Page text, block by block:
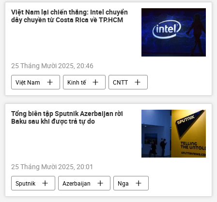
VFF
FIFA Nepal
Việt Nam lại chiến thắng: Intel chuyển
dây chuyền từ Costa Rica về TP.HCM
25 Tháng Mười 2025, 20:46
Việt Nam Kinh tế
CNTT
Thế giới
Costa Rica
Nguyễn Văn Được
Thành phố Hồ Chí Minh
sản xuất
công nghệ
Tổng biên tập Sputnik Azerbaijan rời
Baku sau khi được trả tự do
25 Tháng Mười 2025, 20:01
Sputnik Azerbaijan
Nga
Thế giới
Maria Zakharova